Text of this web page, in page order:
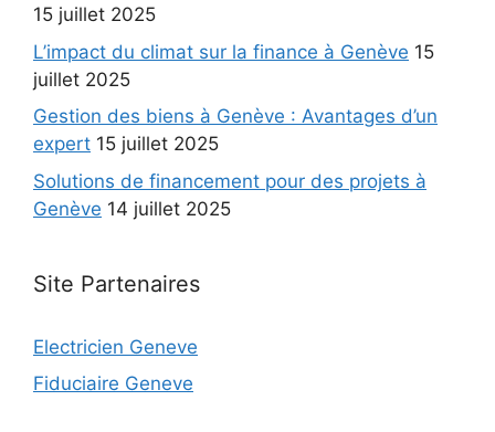
15 juillet 2025
L’impact du climat sur la finance à Genève 15
juillet 2025
Gestion des biens à Genève : Avantages d’un
expert 15 juillet 2025
Solutions de financement pour des projets à
Genève 14 juillet 2025
Site Partenaires
Electricien Geneve
Fiduciaire Geneve